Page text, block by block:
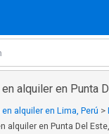
alquiler en Punta
alquiler en Lima, Perú >
alquiler en Punta Del